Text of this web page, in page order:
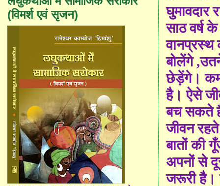
घुमावदार
साठ वर्ष
वानप्रस्थ
बोलेंगे,
छेड़ेंगे। कम
है। ऐसे
बच सकते
जीवन
बातों की
अपनों से
जरूरी है।
(विमर्श एवं सृजन)